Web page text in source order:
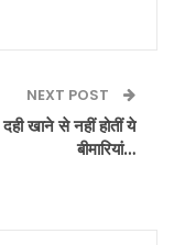
NEXT POST
खाने से नहीं होतीं ये
बीमारियां…